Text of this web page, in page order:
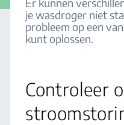
je wasdroger niet
probleem op een
kunt oplossen.
Controleer